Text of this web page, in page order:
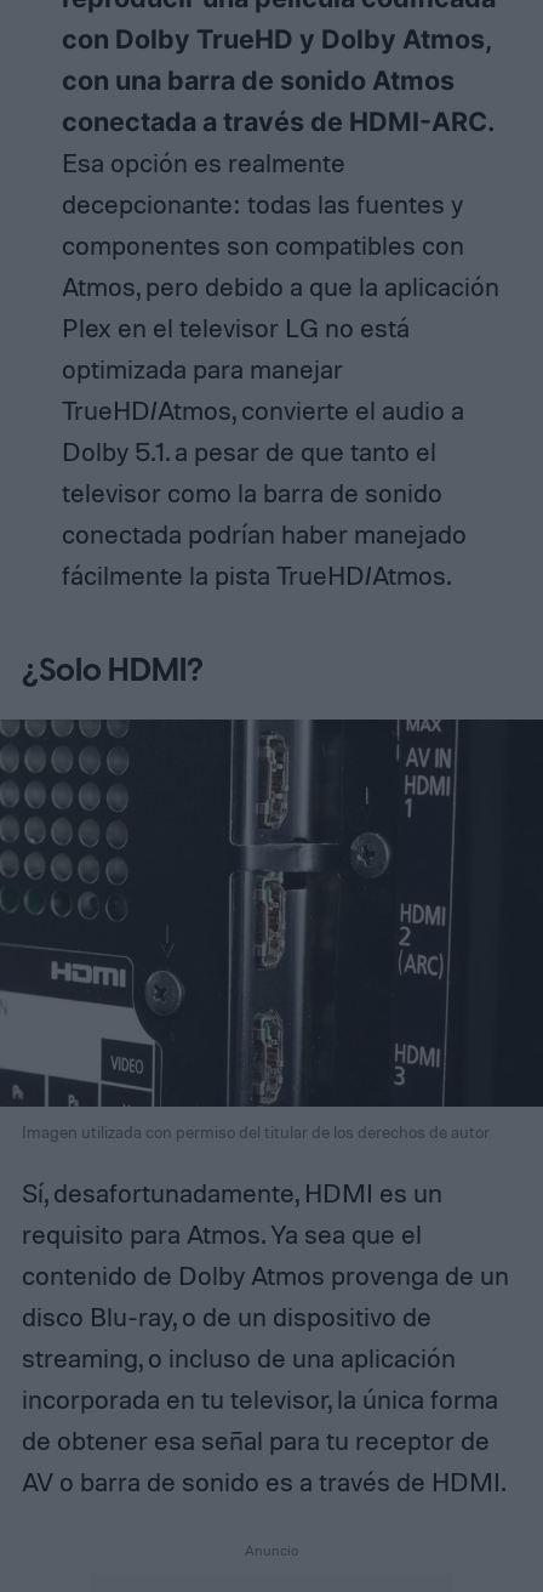
con Dolby TrueHD y Dolby Atmos,
con una barra de sonido Atmos
conectada a través de HDMI-ARC.
Esa opción es realmente
decepcionante: todas las fuentes y
componentes son compatibles con
Atmos, pero debido a que la aplicación
Plex en el televisor LG no está
optimizada para manejar
TrueHD/Atmos, convierte el audio a
Dolby 5.1. a pesar de que tanto el
televisor como la barra de sonido
conectada podrían haber manejado
fácilmente la pista TrueHD/Atmos.
¿Solo HDMI?
Imagen utilizada con permiso del titular de los derechos de autor
Sí, desafortunadamente, HDMI es un
requisito para Atmos. Ya sea que el
contenido de Dolby Atmos provenga de un
disco Blu-ray, o de un dispositivo de
streaming, o incluso de una aplicación
incorporada en tu televisor, la única forma
de obtener esa señal para tu receptor de
AV o barra de sonido es a través de HDMI.